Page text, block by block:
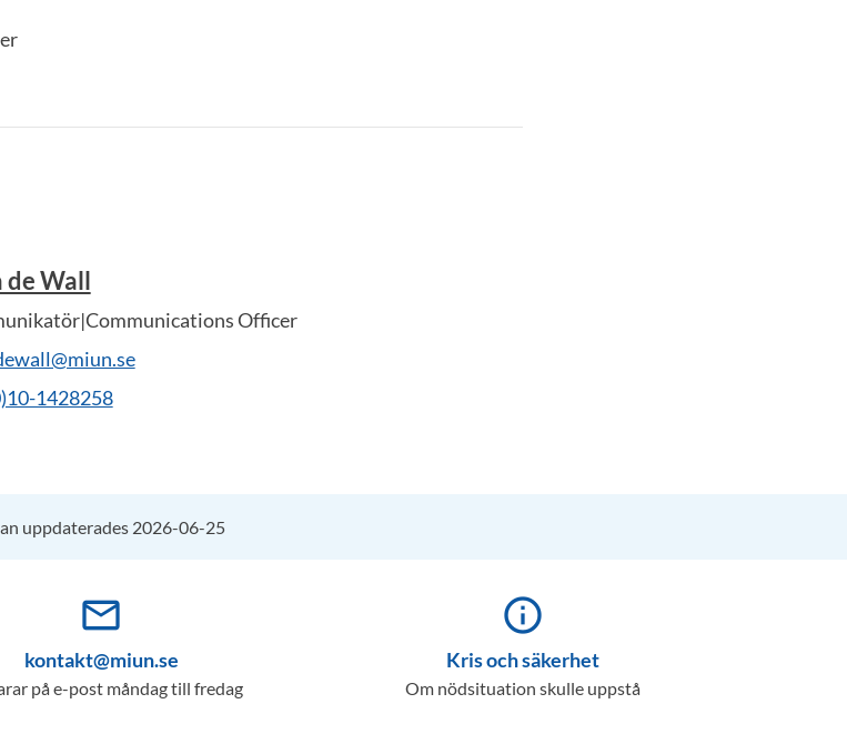
de Wall
Officer
1428258
uppdaterades 2026-06-25
mail_outline
kontakt@miun.se
på e-post måndag till fredag
info_outline
Kris och säkerhet
Om nödsituation skulle uppstå